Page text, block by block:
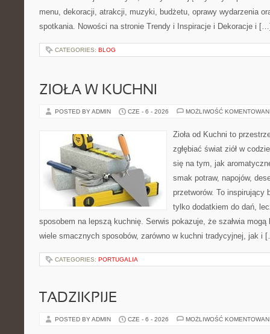
menu, dekoracji, atrakcji, muzyki, budżetu, oprawy wydarzenia
spotkania. Nowości na stronie Trendy i Inspiracje i Dekoracje i
CATEGORIES: BLOG
ZIOŁA W KUCHNI
POSTED BY ADMIN CZE - 6 - 2026 MOŻLIWOŚĆ
Zioła od Kuchni to
zgłębiać świat ziół w
się na tym, jak
smak potraw, napojów,
przetworów. To inspirujący
tylko dodatkiem do dań,
sposobem na lepszą kuchnię. Serwis pokazuje, że szałwia
wiele smacznych sposobów, zarówno w kuchni tradycyjnej, jak i
CATEGORIES: PORTUGALIA
TADZIKPIJE
POSTED BY ADMIN CZE - 6 - 2026 MOŻLIWOŚĆ